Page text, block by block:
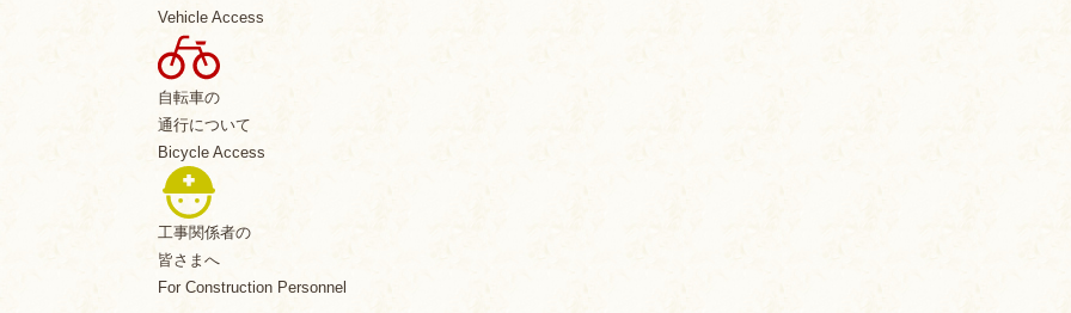
Vehicle Access
自転車の
通行について
Bicycle Access
工事関係者の
皆さまへ
For Construction Personnel